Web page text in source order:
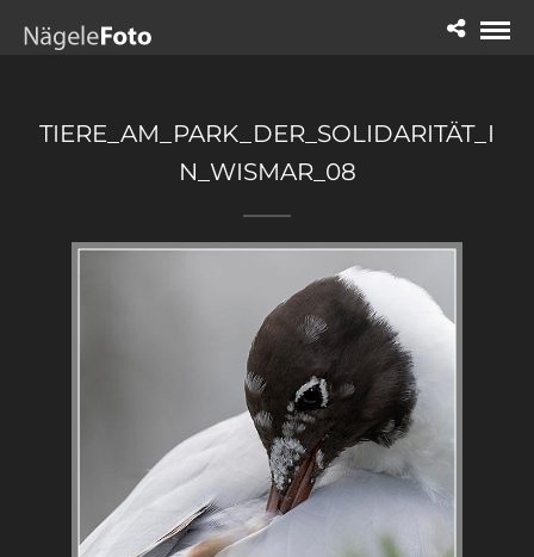
TIERE_AM_PARK_DER_SOLIDARITÄT_I
N_WISMAR_08